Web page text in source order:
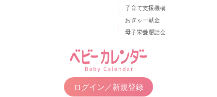
子育て支援機構
おぎゃー献金
母子栄養懇話会
ログイン／新規登録